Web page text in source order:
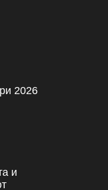
2026
и